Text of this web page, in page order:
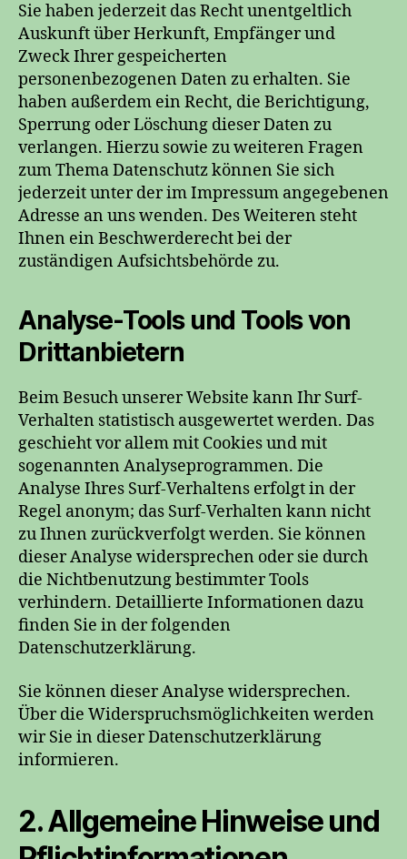
Sie haben jederzeit das Recht unentgeltlich
Auskunft über Herkunft, Empfänger und
Zweck Ihrer gespeicherten
personenbezogenen Daten zu erhalten. Sie
haben außerdem ein Recht, die Berichtigung,
Sperrung oder Löschung dieser Daten zu
verlangen. Hierzu sowie zu weiteren Fragen
zum Thema Datenschutz können Sie sich
jederzeit unter der im Impressum angegebenen
Adresse an uns wenden. Des Weiteren steht
Ihnen ein Beschwerderecht bei der
zuständigen Aufsichtsbehörde zu.
Analyse-Tools und Tools von
Drittanbietern
Beim Besuch unserer Website kann Ihr Surf-
Verhalten statistisch ausgewertet werden. Das
geschieht vor allem mit Cookies und mit
sogenannten Analyseprogrammen. Die
Analyse Ihres Surf-Verhaltens erfolgt in der
Regel anonym; das Surf-Verhalten kann nicht
zu Ihnen zurückverfolgt werden. Sie können
dieser Analyse widersprechen oder sie durch
die Nichtbenutzung bestimmter Tools
verhindern. Detaillierte Informationen dazu
finden Sie in der folgenden
Datenschutzerklärung.
Sie können dieser Analyse widersprechen.
Über die Widerspruchsmöglichkeiten werden
wir Sie in dieser Datenschutzerklärung
informieren.
2. Allgemeine Hinweise und